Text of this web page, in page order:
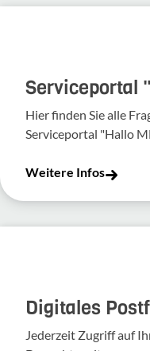
Serviceportal
Hier finden Sie alle
Serviceportal "Hallo
Weitere Infos
Digitales
Jederzeit Zugriff auf